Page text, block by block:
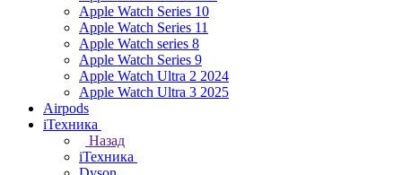
Apple Watch Series 10
Apple Watch Series 11
Apple Watch series 8
Apple Watch Series 9
Apple Watch Ultra 2 2024
Apple Watch Ultra 3 2025
Airpods
iТехника
Назад
iТехника